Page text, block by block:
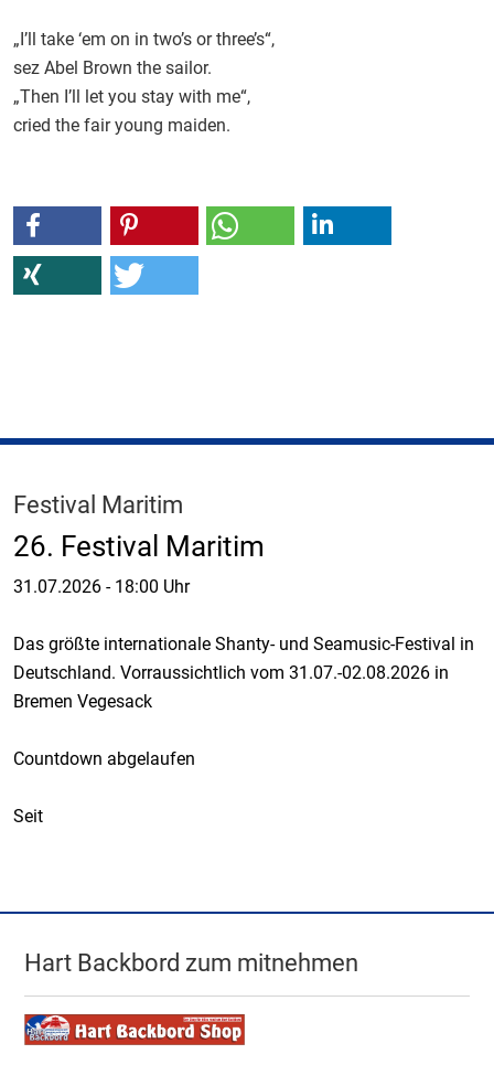
„I’ll take ‘em on in two’s or three’s“,
sez Abel Brown the sailor.
„Then I’ll let you stay with me“,
cried the fair young maiden.
Festival Maritim
26. Festival Maritim
31.07.2026 - 18:00 Uhr
Das größte internationale Shanty- und Seamusic-Festival in
Deutschland. Vorraussichtlich vom 31.07.-02.08.2026 in
Bremen Vegesack
Countdown abgelaufen
Seit
Hart Backbord zum mitnehmen